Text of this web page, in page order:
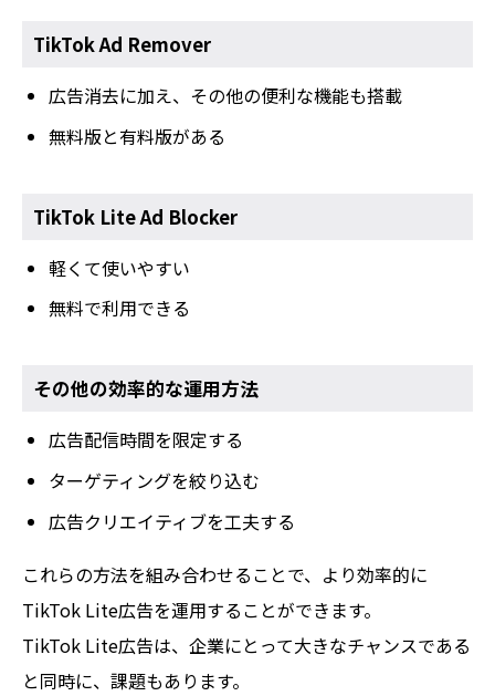
TikTok Ad Remover
広告消去に加え、その他の便利な機能も搭載
無料版と有料版がある
TikTok Lite Ad Blocker
軽くて使いやすい
無料で利用できる
その他の効率的な運用方法
広告配信時間を限定する
ターゲティングを絞り込む
広告クリエイティブを工夫する
これらの方法を組み合わせることで、より効率的に
TikTok Lite広告を運用することができます。
TikTok Lite広告は、企業にとって大きなチャンスである
と同時に、課題もあります。